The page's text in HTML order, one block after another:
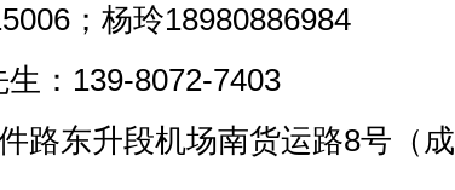
；杨玲18980886984
：139-8072-7403
东升段机场南货运路8号（成